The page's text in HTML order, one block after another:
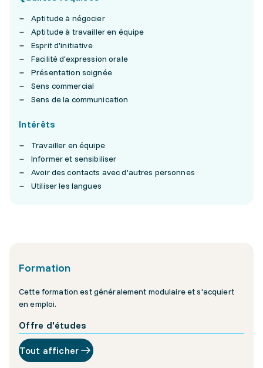
Aptitude à négocier
Aptitude à travailler en équipe
Esprit d'initiative
Facilité d'expression orale
Présentation soignée
Sens commercial
Sens de la communication
Intérêts
Travailler en équipe
Informer et sensibiliser
Avoir des contacts avec d'autres personnes
Utiliser les langues
Formation
Cette formation est généralement modulaire et s'acquiert
en emploi.
Offre d'études
Tout afficher